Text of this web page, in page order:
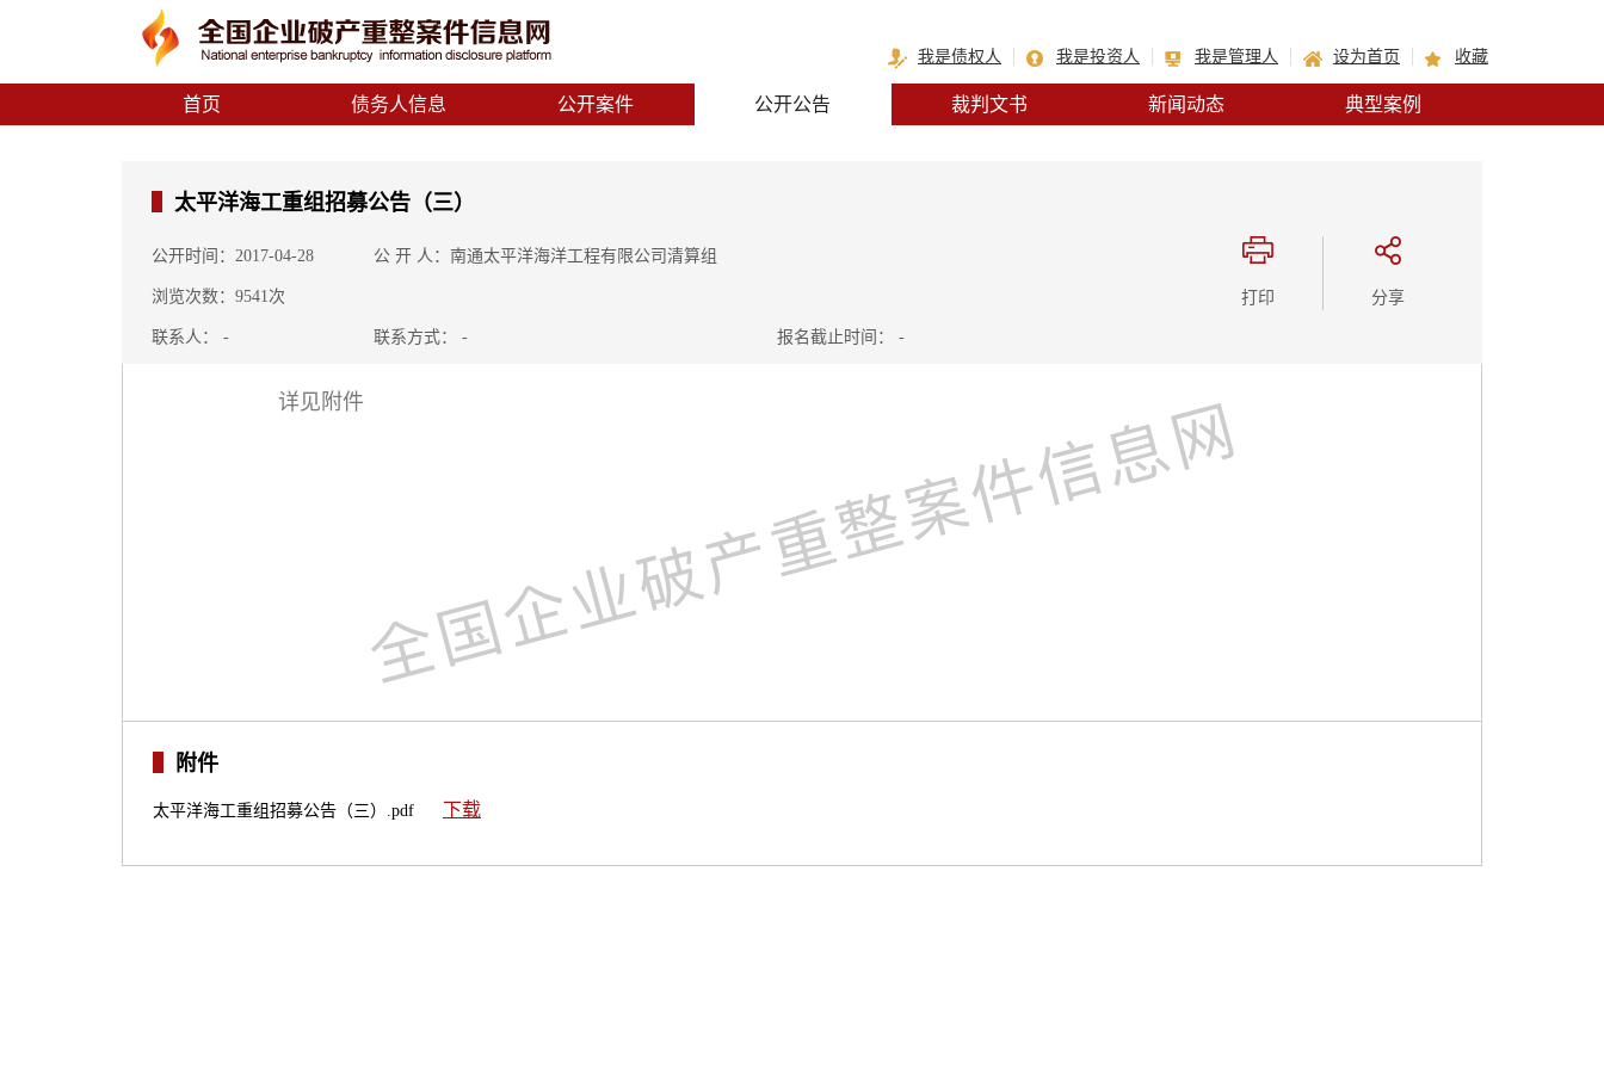
我是债权人 我是投资人 我是管理人 设为首页 收藏
首页 债务人信息 公开案件 公开公告 裁判文书 新闻动态 典型案例
太平洋海工重组招募公告（三）
公开时间：2017-04-28 公 开 人：南通太平洋海洋工程有限公司清算组
浏览次数：9541次
联系人： - 联系方式： - 报名截止时间： -
打印 分享
详见附件
附件
太平洋海工重组招募公告（三）.pdf 下载